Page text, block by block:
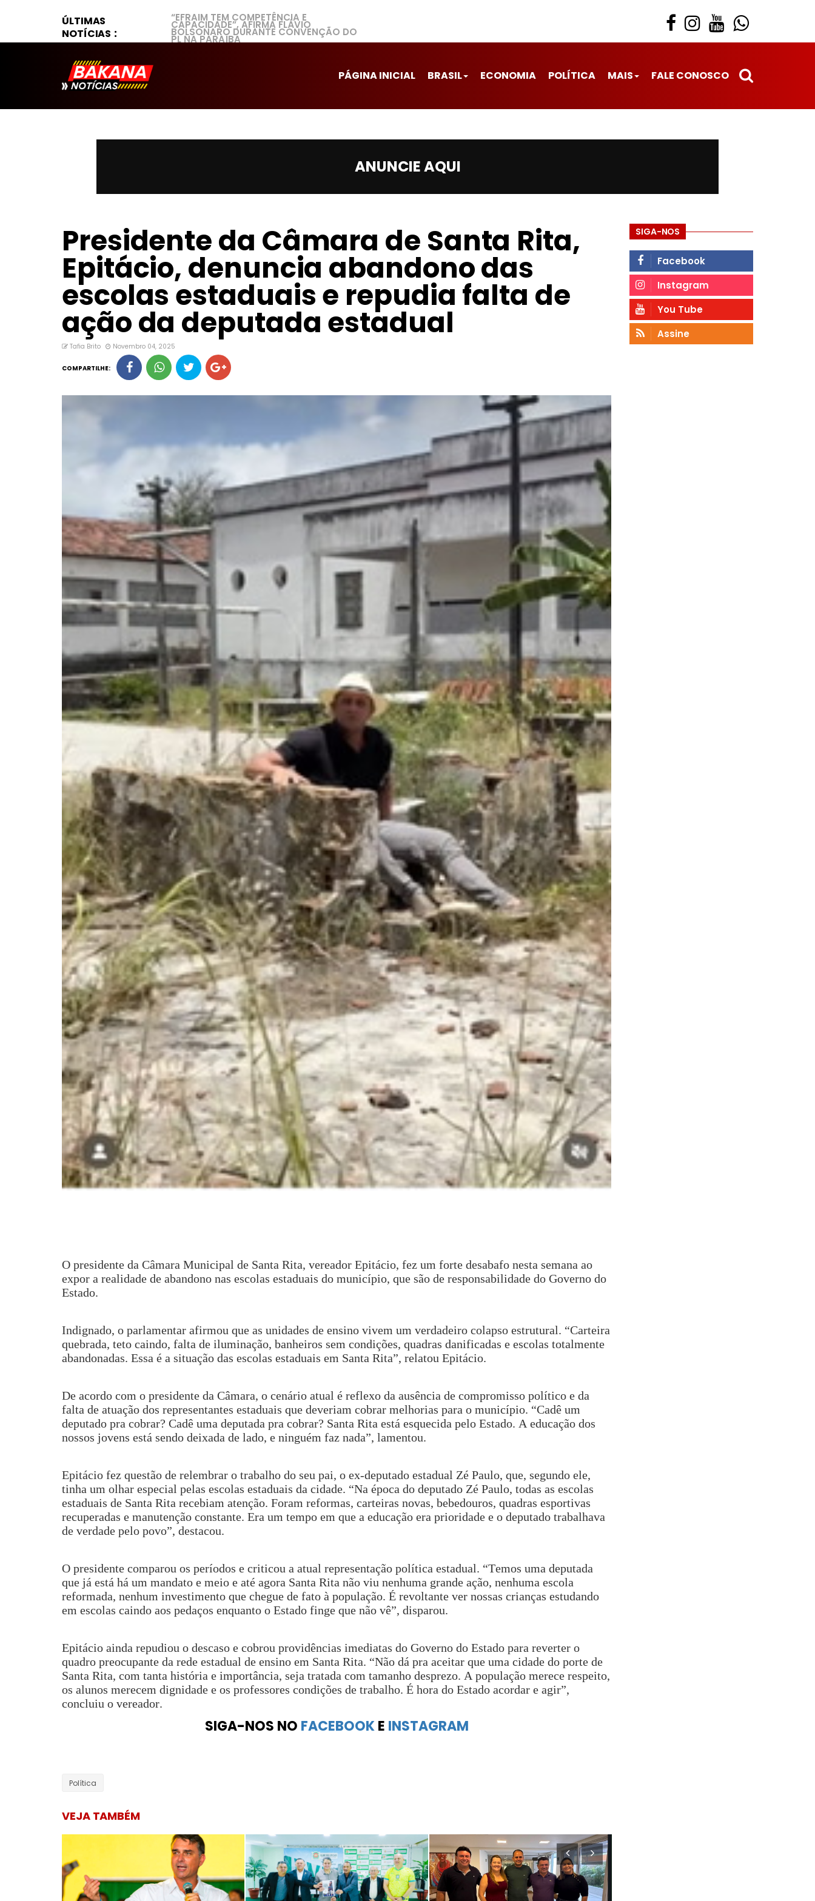
ÚLTIMAS
NOTÍCIAS
“EFRAIM TEM COMPETÊNCIA E
CAPACIDADE”, AFIRMA FLÁVIO
BOLSONARO DURANTE CONVENÇÃO DO
PL NA PARAÍBA
PÁGINA INICIAL BRASIL ECONOMIA POLÍTICA MAIS FALE CONOSCO
ANUNCIE AQUI
Presidente da Câmara de Santa Rita,
Epitácio, denuncia abandono das
escolas estaduais e repudia falta de
ação da deputada estadual
Tafia Brito Novembro 04, 2025
COMPARTILHE:
O presidente da Câmara Municipal de Santa Rita, vereador Epitácio, fez um forte desabafo nesta semana ao
expor a realidade de abandono nas escolas estaduais do município, que são de responsabilidade do Governo do
Estado.
Indignado, o parlamentar afirmou que as unidades de ensino vivem um verdadeiro colapso estrutural. “Carteira
quebrada, teto caindo, falta de iluminação, banheiros sem condições, quadras danificadas e escolas totalmente
abandonadas. Essa é a situação das escolas estaduais em Santa Rita”, relatou Epitácio.
De acordo com o presidente da Câmara, o cenário atual é reflexo da ausência de compromisso político e da
falta de atuação dos representantes estaduais que deveriam cobrar melhorias para o município. “Cadê um
deputado pra cobrar? Cadê uma deputada pra cobrar? Santa Rita está esquecida pelo Estado. A educação dos
nossos jovens está sendo deixada de lado, e ninguém faz nada”, lamentou.
Epitácio fez questão de relembrar o trabalho do seu pai, o ex-deputado estadual Zé Paulo, que, segundo ele,
tinha um olhar especial pelas escolas estaduais da cidade. “Na época do deputado Zé Paulo, todas as escolas
estaduais de Santa Rita recebiam atenção. Foram reformas, carteiras novas, bebedouros, quadras esportivas
recuperadas e manutenção constante. Era um tempo em que a educação era prioridade e o deputado trabalhava
de verdade pelo povo”, destacou.
O presidente comparou os períodos e criticou a atual representação política estadual. “Temos uma deputada
que já está há um mandato e meio e até agora Santa Rita não viu nenhuma grande ação, nenhuma escola
reformada, nenhum investimento que chegue de fato à população. É revoltante ver nossas crianças estudando
em escolas caindo aos pedaços enquanto o Estado finge que não vê”, disparou.
Epitácio ainda repudiou o descaso e cobrou providências imediatas do Governo do Estado para reverter o
quadro preocupante da rede estadual de ensino em Santa Rita. “Não dá pra aceitar que uma cidade do porte de
Santa Rita, com tanta história e importância, seja tratada com tamanho desprezo. A população merece respeito,
os alunos merecem dignidade e os professores condições de trabalho. É hora do Estado acordar e agir”,
concluiu o vereador.
SIGA-NOS NO FACEBOOKE INSTAGRAM
Política
VEJA TAMBÉM
SIGA-NOS
Facebook
Instagram
You Tube
Assine